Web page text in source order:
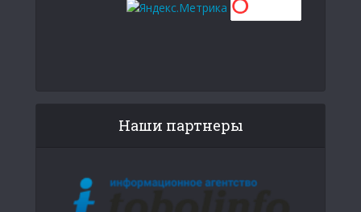
Наши партнеры